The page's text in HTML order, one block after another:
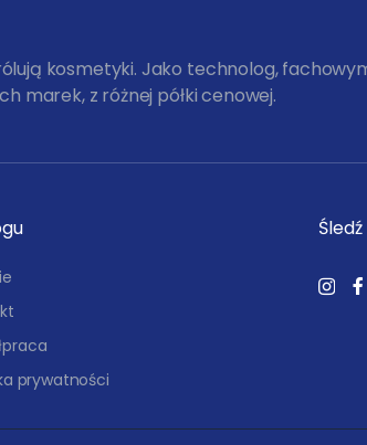
kosmetyki. Jako technolog,
marek, z różnej półki cenowej.
prywatności